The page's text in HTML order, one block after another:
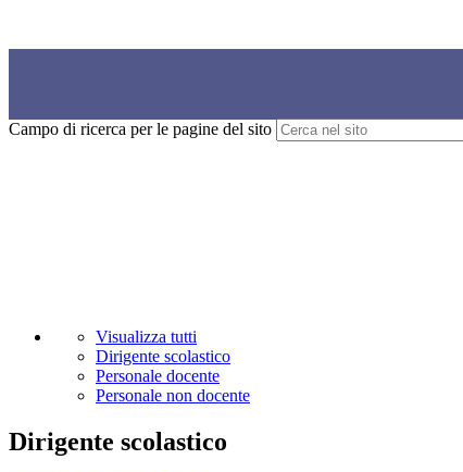
Campo di ricerca per le pagine del sito
Visualizza tutti
Dirigente scolastico
Personale docente
Personale non docente
Dirigente scolastico